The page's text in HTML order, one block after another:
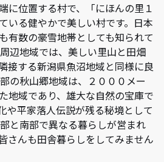
に位置する村で、「にほんの里１
いる健やかで美しい村です。日本
有数の豪雪地帯としても知られて
辺地域では、美しい里山と田畑
接する新潟県魚沼地域と同様に良
の秋山郷地域は、２０００メー
地域であり、雄大な自然の宝庫で
や平家落人伝説が残る秘境として
と南部で異なる暮らしが営まれ
さんも田舎暮らしをしてみません